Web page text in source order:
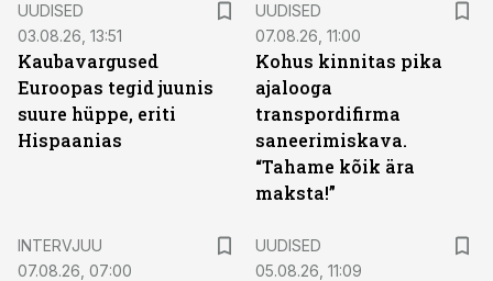
UUDISED
03.08.26, 13:51
Kaubavargused
Euroopas tegid juunis
suure hüppe, eriti
Hispaanias
UUDISED
07.08.26, 11:00
Kohus kinnitas pika
ajalooga
transpordifirma
saneerimiskava.
“Tahame kõik ära
maksta!”
INTERVJUU
07.08.26, 07:00
UUDISED
05.08.26, 11:09